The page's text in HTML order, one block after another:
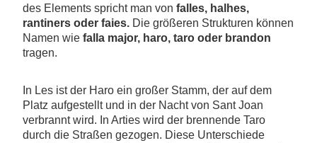
des Elements spricht man von falles, halhes,
rantiners oder faies. Die größeren Strukturen können
Namen wie falla major, haro, taro oder brandon
tragen.
In Les ist der Haro ein großer Stamm, der auf dem
Platz aufgestellt und in der Nacht von Sant Joan
verbrannt wird. In Arties wird der brennende Taro
durch die Straßen gezogen. Diese Unterschiede